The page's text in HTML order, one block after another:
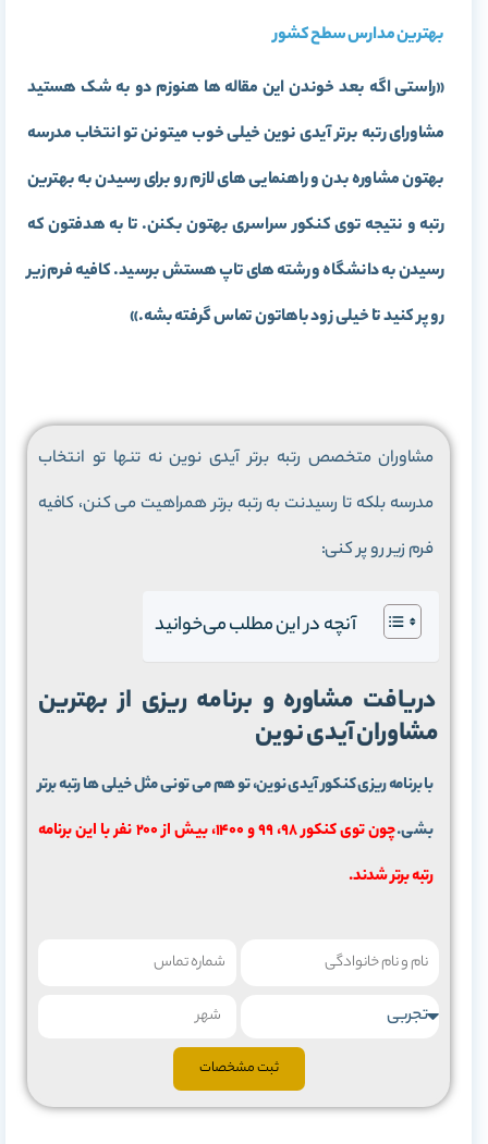
بهترین مدارس سطح کشور
«راستی اگه بعد خوندن این مقاله ها هنوزم دو به شک هستید
مشاورای رتبه برتر آیدی نوین خیلی خوب میتونن تو انتخاب مدرسه
بهتون مشاوره بدن و راهنمایی های لازم رو برای رسیدن به بهترین
رتبه و نتیجه توی کنکور سراسری بهتون بکنن. تا به هدفتون که
رسیدن به دانشگاه و رشته های تاپ هستش برسید. کافیه فرم زیر
رو پر کنید تا خیلی زود باهاتون تماس گرفته بشه.»
مشاوران متخصص رتبه برتر آیدی نوین نه تنها تو انتخاب
مدرسه بلکه تا رسیدنت به رتبه برتر همراهیت می کنن، کافیه
فرم زیر رو پر کنی:
آنچه در این مطلب می‌خوانید
دریافت مشاوره و برنامه ریزی از بهترین
مشاوران آیدی نوین
با برنامه ریزی کنکور آیدی نوین، تو هم می تونی مثل خیلی ها رتبه برتر
بشی.
چون توی کنکور 98، 99 و 1400، بیش از 200 نفر با این برنامه
رتبه برتر شدند.
ثبت مشخصات